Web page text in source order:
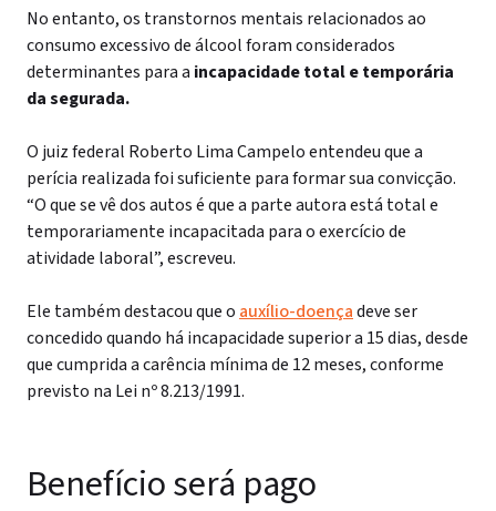
No entanto, os transtornos mentais relacionados ao
consumo excessivo de álcool foram considerados
determinantes para a incapacidade total e temporária
da segurada.
O juiz federal Roberto Lima Campelo entendeu que a
perícia realizada foi suficiente para formar sua convicção.
“O que se vê dos autos é que a parte autora está total e
temporariamente incapacitada para o exercício de
atividade laboral”, escreveu.
Ele também destacou que o auxílio-doençadeve ser
concedido quando há incapacidade superior a 15 dias, desde
que cumprida a carência mínima de 12 meses, conforme
previsto na Lei nº 8.213/1991.
Benefício será pago